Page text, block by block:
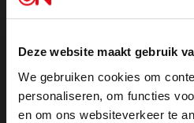
Deze website maakt gebruik
We gebruiken cookies om
personaliseren, om functies
en om ons websiteverkeer te
Terwijl het RIVM waarschuwt
eieren, start de overheid
vogelgriepvaccin.